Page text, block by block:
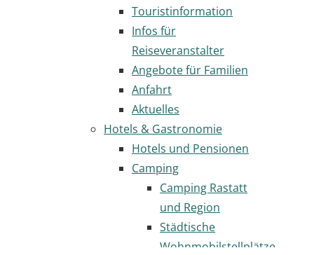
Touristinformation
Infos für
Reiseveranstalter
Angebote für Familien
Anfahrt
Aktuelles
Hotels & Gastronomie
Hotels und Pensionen
Camping
Camping Rastatt
und Region
Städtische
Wohnmobilstellplätze